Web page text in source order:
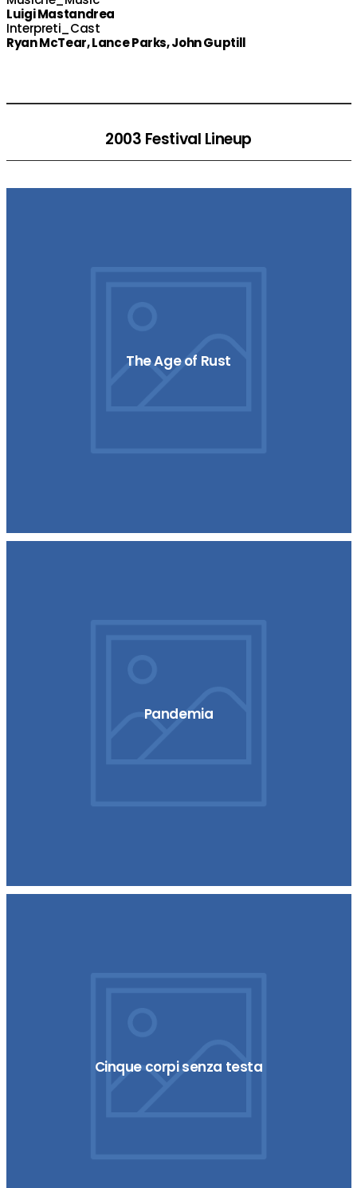
Luigi Mastandrea
Interpreti_Cast
Ryan McTear, Lance Parks, John Guptill
2003 Festival Lineup
The Age of Rust
Pandemia
Cinque corpi senza testa